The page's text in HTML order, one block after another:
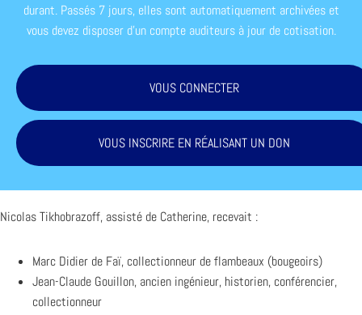
durant. Passés 7 jours, elles sont automatiquement archivées et
vous devez disposer d'un compte auditeurs à jour de cotisation.
VOUS CONNECTER
VOUS INSCRIRE EN RÉALISANT UN DON
Nicolas Tikhobrazoff, assisté de Catherine, recevait :
Marc Didier de Faï, collectionneur de flambeaux (bougeoirs)
Jean-Claude Gouillon, ancien ingénieur, historien, conférencier,
collectionneur